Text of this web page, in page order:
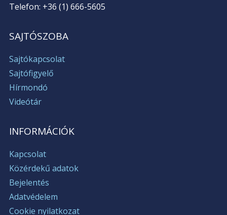
Telefon: +36 (1) 666-5605
SAJTÓSZOBA
Sajtókapcsolat
Sajtófigyelő
Hírmondó
Videótár
INFORMÁCIÓK
Kapcsolat
Közérdekű adatok
Bejelentés
Adatvédelem
Cookie nyilatkozat